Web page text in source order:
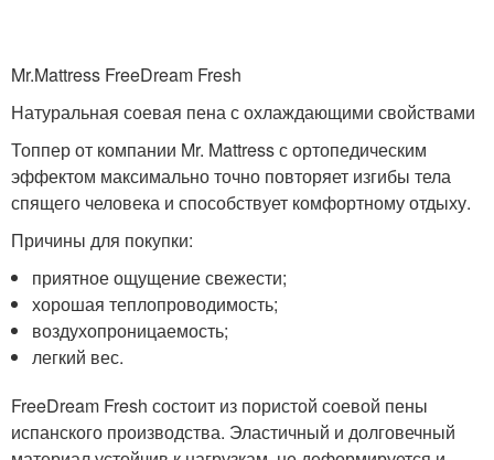
Mr.Mattress FreeDream Fresh
Натуральная соевая пена с охлаждающими свойствами
Топпер от компании Mr. Mattress с ортопедическим
эффектом максимально точно повторяет изгибы тела
спящего человека и способствует комфортному отдыху.
Причины для покупки:
приятное ощущение свежести;
хорошая теплопроводимость;
воздухопроницаемость;
легкий вес.
FreeDream Fresh состоит из пористой соевой пены
испанского производства. Эластичный и долговечный